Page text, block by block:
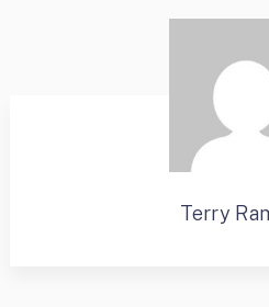
Terry